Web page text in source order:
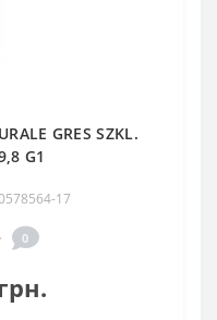
GRES SZKL.
G1
17
0